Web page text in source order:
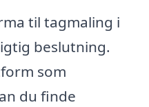
til tagmaling i
beslutning.
som
du finde